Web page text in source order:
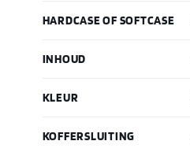
HARDCASE OF SOFTCASE
INHOUD
KLEUR
KOFFERSLUITING